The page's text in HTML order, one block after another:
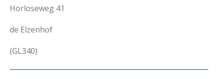
Horloseweg 41
de Elzenhof
(GL340)